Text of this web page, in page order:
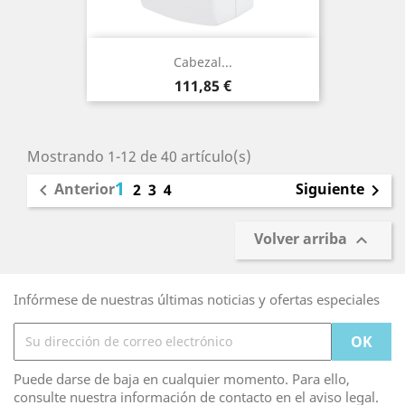
Cabezal...
Precio
111,85 €
Mostrando 1-12 de 40 artículo(s)
 Anterior1 2 3 4 Siguiente 
Volver arriba 
Infórmese de nuestras últimas noticias y ofertas especiales
Puede darse de baja en cualquier momento. Para ello,
consulte nuestra información de contacto en el aviso legal.